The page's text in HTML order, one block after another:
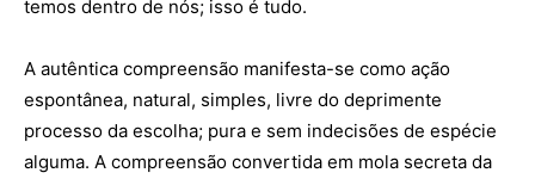
temos dentro de nós; isso é tudo.
A autêntica compreensão manifesta-se como ação
espontânea, natural, simples, livre do deprimente
processo da escolha; pura e sem indecisões de espécie
alguma. A compreensão convertida em mola secreta da